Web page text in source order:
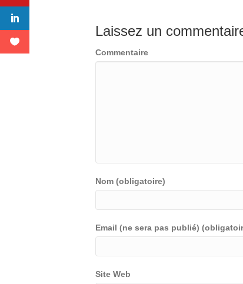
Laissez un
Commentaire
Nom (obligatoire)
Email (ne sera pas publié)
Site Web